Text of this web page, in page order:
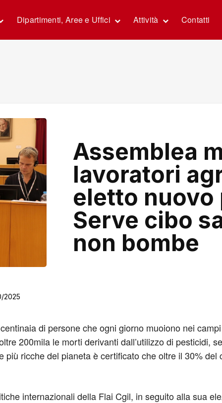
Dipartimenti, Aree e Uffici Attività Contatti
Assemblea
lavoratori
eletto
Serve cibo
non bombe
2025
di persone che ogni giorno muoiono nei
200mila le morti derivanti dall’utilizzo di pesticidi,
più ricche del pianeta è certificato che oltre il 30%
internazionali della Flai Cgil, in seguito alla sua